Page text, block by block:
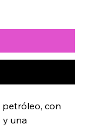
con
una